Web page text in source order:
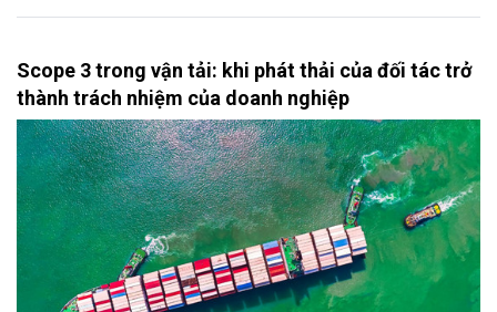
Scope 3 trong vận tải: khi phát thải của đối tác trở
thành trách nhiệm của doanh nghiệp